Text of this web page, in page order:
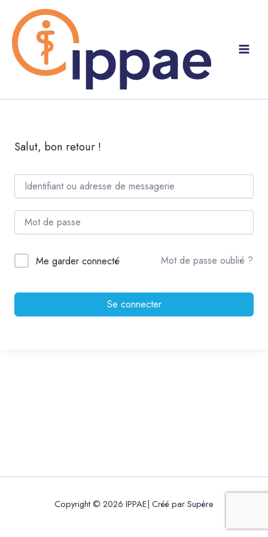
contenu
Salut, bon retour !
Me garder connecté Mot de passe oublié ?
Se connecter
Copyright © 2026 IPPAE| Créé parSupère